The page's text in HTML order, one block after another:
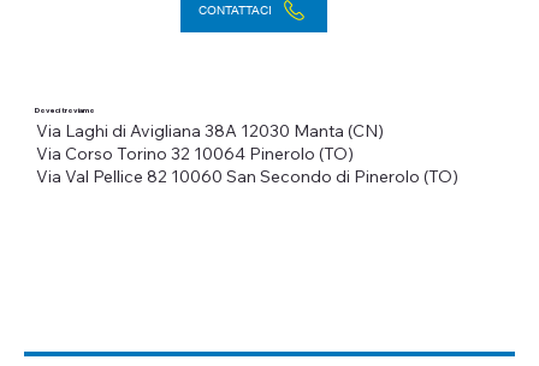
CONTATTACI
Dove ci troviamo
Via Laghi di Avigliana 38A 12030 Manta (CN)
Via Val Pellice 82 10060 San Secondo di Pinerolo (TO)
Via Corso Torino 32 10064 Pinerolo (TO)